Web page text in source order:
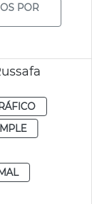
POR